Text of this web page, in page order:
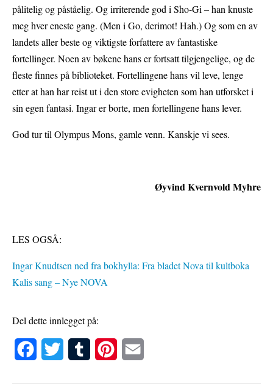
pålitelig og påståelig. Og irriterende god i Sho-Gi – han knuste
meg hver eneste gang. (Men i Go, derimot! Hah.) Og som en av
landets aller beste og viktigste forfattere av fantastiske
fortellinger. Noen av bøkene hans er fortsatt tilgjengelige, og de
fleste finnes på biblioteket. Fortellingene hans vil leve, lenge
etter at han har reist ut i den store evigheten som han utforsket i
sin egen fantasi. Ingar er borte, men fortellingene hans lever.
God tur til Olympus Mons, gamle venn. Kanskje vi sees.
Øyvind Kvernvold Myhre
LES OGSÅ:
Ingar Knudtsen ned fra bokhylla: Fra bladet Nova til kultboka
Kalis sang – Nye NOVA
Del dette innlegget på: